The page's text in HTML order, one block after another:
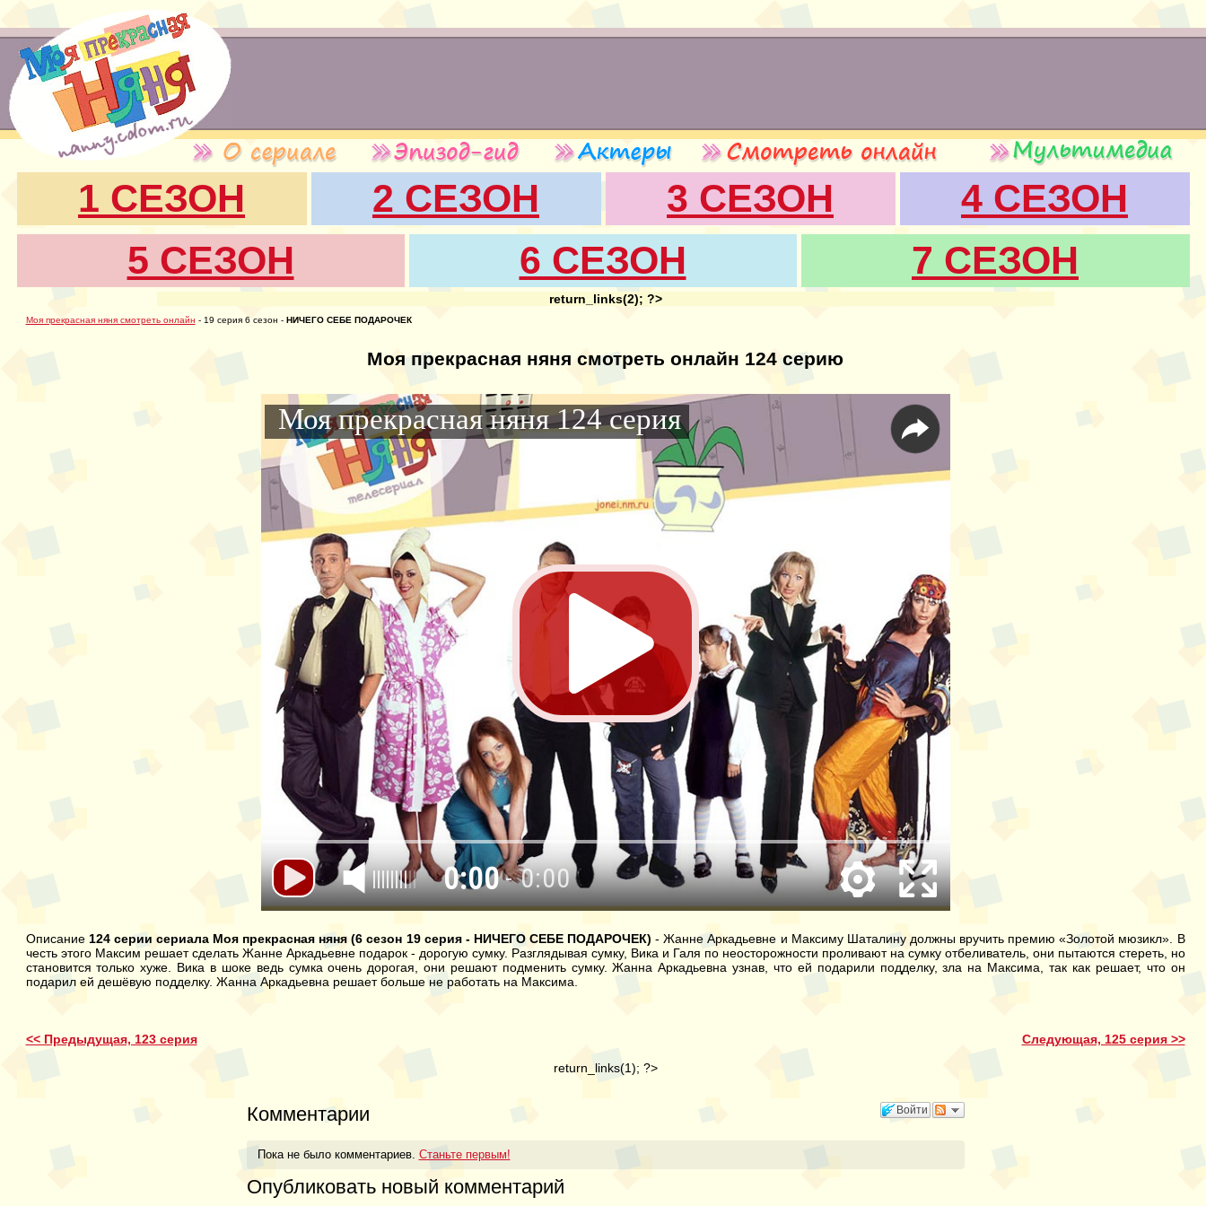
1 СЕЗОН 2 СЕЗОН 3 СЕЗОН
4 СЕЗОН
5 СЕЗОН
6 СЕЗОН 7 СЕЗОН
return_links(2); ?>
Моя прекрасная няня смотреть онлайн - 19 серия 6 сезон -НИЧЕГО СЕБЕ ПОДАРОЧЕК
Моя прекрасная няня смотреть онлайн 124 серию
0:00- 0:00
Моя прекрасная няня 124 серия
Описание 124 серии сериала Моя прекрасная няня (6 сезон 19 серия - НИЧЕГО СЕБЕ ПОДАРОЧЕК)- Жанне Аркадьевне и Максиму Шаталину должны вручить премию «Золотой мюзикл». В
честь этого Максим решает сделать Жанне Аркадьевне подарок - дорогую сумку. Разглядывая сумку, Вика и Галя по неосторожности проливают на сумку отбеливатель, они пытаются стереть, но
становится только хуже. Вика в шоке ведь сумка очень дорогая, они решают подменить сумку. Жанна Аркадьевна узнав, что ей подарили подделку, зла на Максима, так как решает, что он
подарил ей дешёвую подделку. Жанна Аркадьевна решает больше не работать на Максима.
<< Предыдущая, 123 серия
Следующая, 125 серия >>
return_links(1); ?>
Войти
Комментарии
Пока не было комментариев. Станьте первым!
Опубликовать новый комментарий